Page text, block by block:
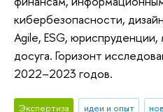
кибербезопасности,
Agile, ESG,
досуга. Горизонт
2022–2023 годов.
Экспертиза идеи и опыт